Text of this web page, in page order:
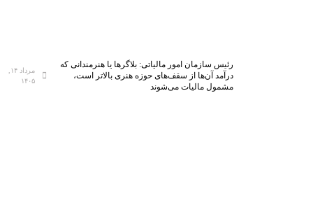
رئیس سازمان امور مالیاتی: بلاگر‌ها یا هنرمندانی که
درآمد آن‌ها از سقف‌های حوزه هنری بالاتر است،
مشمول مالیات می‌شوند
۱۴۰۵